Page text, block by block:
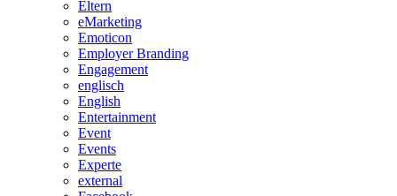
Eltern
eMarketing
Emoticon
Employer Branding
Engagement
englisch
English
Entertainment
Event
Events
Experte
external